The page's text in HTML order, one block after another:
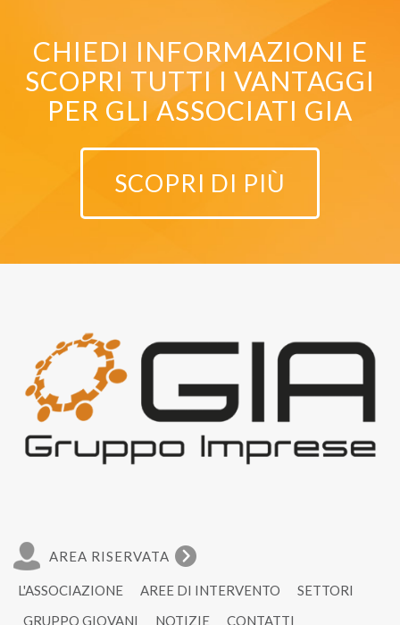
CHIEDI INFORMAZIONI E
SCOPRI TUTTI I VANTAGGI
PER GLI ASSOCIATI GIA
SCOPRI DI PIÙ
AREA RISERVATA
L'ASSOCIAZIONE AREE DI INTERVENTO
SETTORI
GRUPPO GIOVANI
NOTIZIE CONTATTI